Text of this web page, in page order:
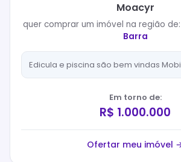
Moacyr
quer comprar um imóvel na região de:
Barra
Edicula e piscina são bem vindas
Em torno de:
R$ 1.000.000
Ofertar meu imóvel